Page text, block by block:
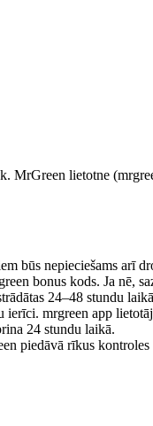
MrGreen lietotne
būs nepieciešams arī
bonus kods. Ja nē,
24–48 stundu
ierīci. mrgreen app
24 stundu laikā.
piedāvā rīkus kontroles